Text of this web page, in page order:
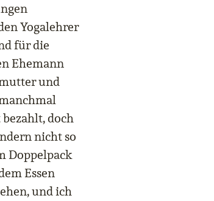
Yogalehrer
für die
Ehemann
und
bezahlt, doch
nicht so
Doppelpack
Essen
und ich